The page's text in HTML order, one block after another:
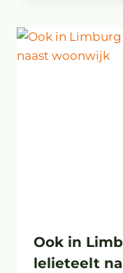
Ook in
lelieteelt